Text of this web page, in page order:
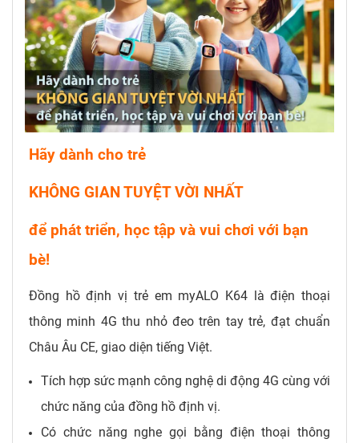
Hãy dành cho trẻ
KHÔNG GIAN TUYỆT VỜI NHẤT
để phát triển, học tập và vui chơi với bạn
bè!
Đồng hồ định vị trẻ em myALO K64 là điện thoại
thông minh 4G thu nhỏ đeo trên tay trẻ, đạt chuẩn
Châu Âu CE, giao diện tiếng Việt.
Tích hợp sức mạnh công nghệ di động 4G cùng với
chức năng của đồng hồ định vị.
Có chức năng nghe gọi bằng điện thoại thông